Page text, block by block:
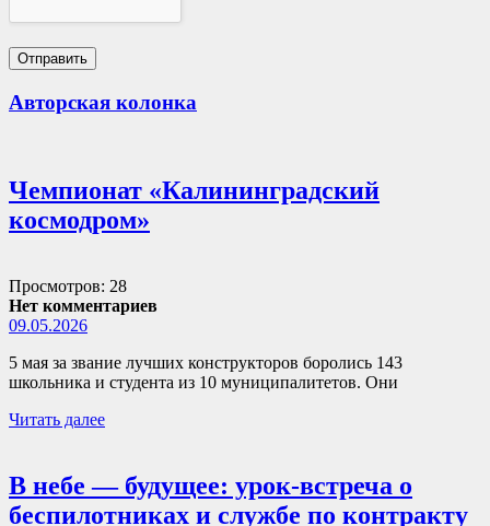
Авторская колонка
Чемпионат «Калининградский
космодром»
Просмотров: 28
Нет комментариев
09.05.2026
5 мая за звание лучших конструкторов боролись 143
школьника и студента из 10 муниципалитетов. Они
Читать далее
В небе — будущее: урок-встреча о
беспилотниках и службе по контракту